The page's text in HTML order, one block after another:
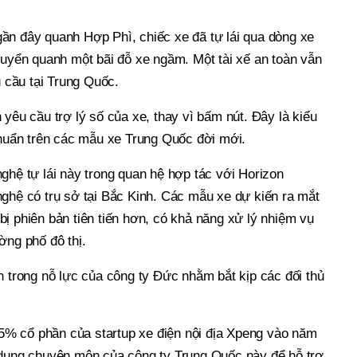
đây quanh Hợp Phì, chiếc xe đã tự lái qua dòng xe
quanh một bãi đỗ xe ngầm. Một tài xế an toàn vẫn
tại Trung Quốc.
cầu trợ lý số của xe, thay vì bấm nút. Đây là kiểu
trên các mẫu xe Trung Quốc đời mới.
tự lái này trong quan hệ hợp tác với Horizon
có trụ sở tại Bắc Kinh. Các mẫu xe dự kiến ra mắt
phiên bản tiên tiến hơn, có khả năng xử lý nhiệm vụ
phố đô thị.
trong nỗ lực của công ty Đức nhằm bắt kịp các đối thủ
cổ phần của startup xe điện nội địa Xpeng vào năm